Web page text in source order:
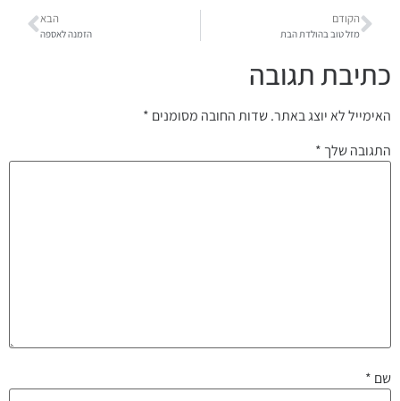
הקודם
מזל טוב בהולדת הבת
הבא
הזמנה לאספה
כתיבת תגובה
האימייל לא יוצג באתר.שדות החובה מסומנים *
התגובה שלך *
שם *